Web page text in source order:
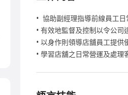
• 協助副經理指導前線員工日
• 有效地監督及控制以令公司
• 以身作則領導店舖員工提供
• 學習店舖之日常營運及處理